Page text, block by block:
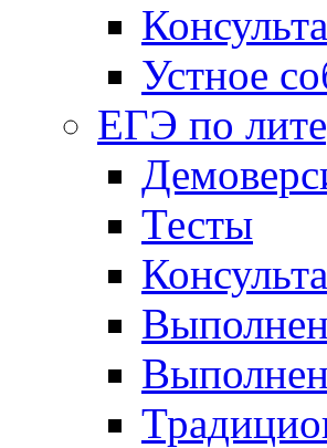
Устное
ЕГЭ по
Тесты